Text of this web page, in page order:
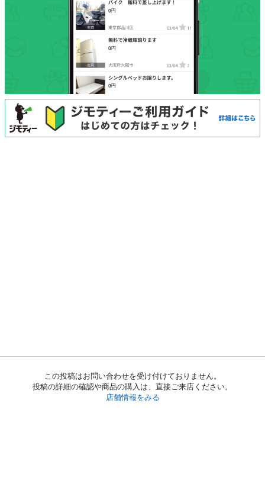
この投稿はお問い合わせを受け付けておりません。
投稿の詳細の確認や商品の購入は、直接ご来店ください。
店舗情報をみる